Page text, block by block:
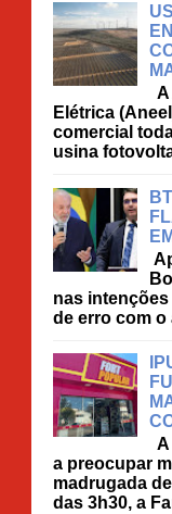
A
Elétrica
comercial
usina
nas
de erro com o
a preocupar
madrugada
das 3h30, a